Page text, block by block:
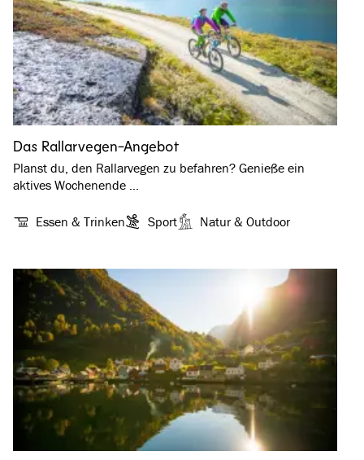
Das Rallarvegen-Angebot
Planst du, den Rallarvegen zu befahren? Genieße ein
aktives Wochenende …
Essen & Trinken Sport Natur & Outdoor